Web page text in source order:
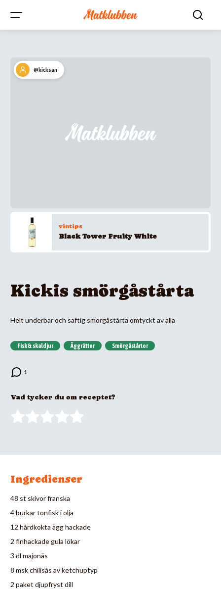
@kicksan
vintips
Black Tower Fruity White
Kickis smörgåstårta
Helt underbar och saftig smörgåstårta omtyckt av alla
Fisk & skaldjur Äggrätter Smörgåstårtor
Vad tycker du om receptet?
Ingredienser
48 st skivor franska
4 burkar tonfisk i olja
12 hårdkokta ägg hackade
2 finhackade gula lökar
3 dl majonäs
8 msk chilisås av ketchuptyp
2 paket djupfryst dill